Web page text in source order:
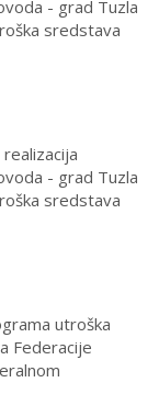
- grad Tuzla
sredstava
- grad Tuzla
sredstava
utroška
Federacije